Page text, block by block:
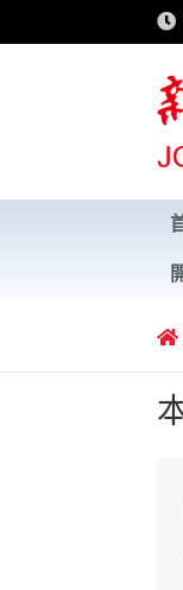
to